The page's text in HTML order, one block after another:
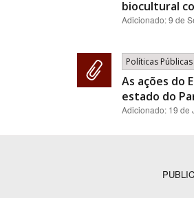
biocultural
Adicionado:9 de
Políticas Públicas
As ações do
estado do
Adicionado: 19 de